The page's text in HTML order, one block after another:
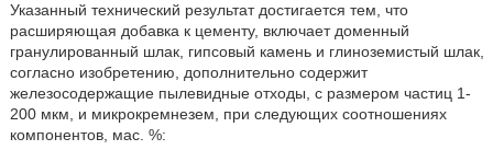
Указанный технический результат достигается тем, что
расширяющая добавка к цементу, включает доменный
гранулированный шлак, гипсовый камень и глиноземистый шлак,
согласно изобретению, дополнительно содержит
железосодержащие пылевидные отходы, с размером частиц 1-
200 мкм, и микрокремнезем, при следующих соотношениях
компонентов, мас. %: